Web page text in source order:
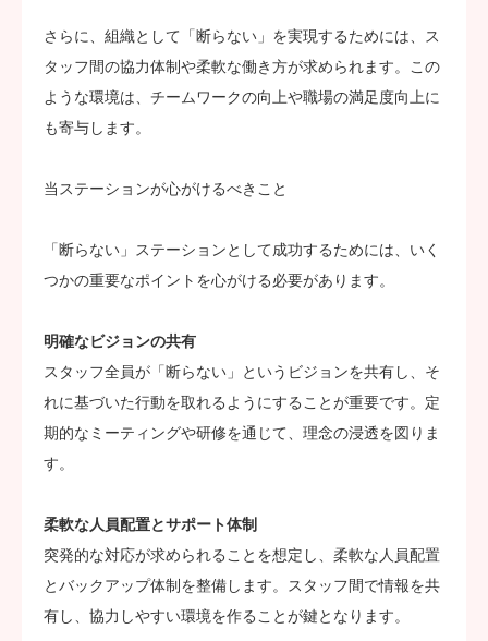
さらに、組織として「断らない」を実現するためには、ス
タッフ間の協力体制や柔軟な働き方が求められます。この
ような環境は、チームワークの向上や職場の満足度向上に
も寄与します。
当ステーションが心がけるべきこと
「断らない」ステーションとして成功するためには、いく
つかの重要なポイントを心がける必要があります。
明確なビジョンの共有
スタッフ全員が「断らない」というビジョンを共有し、そ
れに基づいた行動を取れるようにすることが重要です。定
期的なミーティングや研修を通じて、理念の浸透を図りま
す。
柔軟な人員配置とサポート体制
突発的な対応が求められることを想定し、柔軟な人員配置
とバックアップ体制を整備します。スタッフ間で情報を共
有し、協力しやすい環境を作ることが鍵となります。